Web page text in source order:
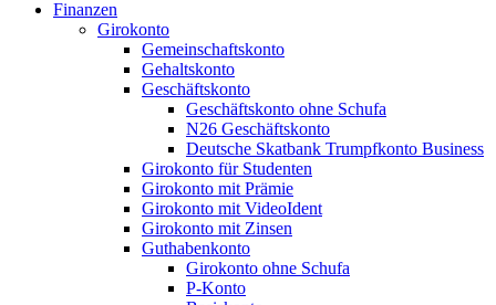
Finanzen
Girokonto
Gemeinschaftskonto
Gehaltskonto
Geschäftskonto
Geschäftskonto ohne Schufa
N26 Geschäftskonto
Deutsche Skatbank Trumpfkonto Business
Girokonto für Studenten
Girokonto mit Prämie
Girokonto mit VideoIdent
Girokonto mit Zinsen
Guthabenkonto
Girokonto ohne Schufa
P-Konto